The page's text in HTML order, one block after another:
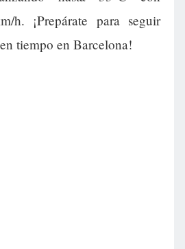
h. ¡Prepárate para seguir
tiempo en Barcelona!